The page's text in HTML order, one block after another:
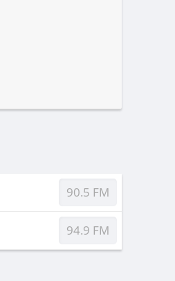
90.5 FM
94.9 FM